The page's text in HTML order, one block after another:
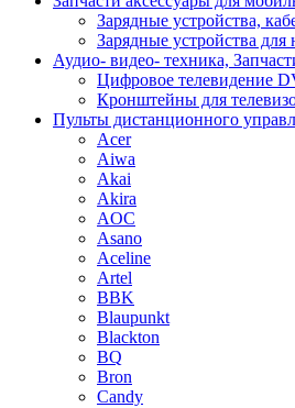
Зарядные устройства,
Зарядные устройства для
Аудио- видео- техника,
Цифровое телевидение
Кронштейны для
Пульты дистанционного
Acer
Aiwa
Akai
Akira
AOC
Asano
Aceline
Artel
BBK
Blaupunkt
Blackton
BQ
Bron
Candy